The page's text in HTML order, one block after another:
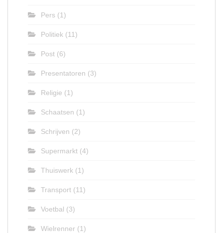
Pers (1)
Politiek (11)
Post (6)
Presentatoren (3)
Religie (1)
Schaatsen (1)
Schrijven (2)
Supermarkt (4)
Thuiswerk (1)
Transport (11)
Voetbal (3)
Wielrenner (1)